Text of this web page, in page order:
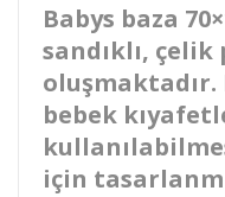
Babys baza
sandıklı,
oluşmaktadır.
bebek
için